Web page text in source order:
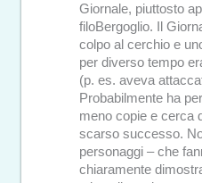
Giornale, piuttosto
filoBergoglio. Il
colpo al cerchio e
per diverso tempo
(p. es. aveva
Probabilmente ha
meno copie e cerca
scarso successo.
personaggi – che
chiaramente